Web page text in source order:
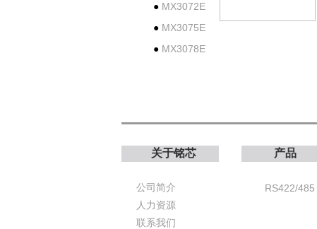
● MX3072E
● MX3075E
● MX3078E
关于铭芯
公司简介
人力资源
联系我们
产品
RS422/485